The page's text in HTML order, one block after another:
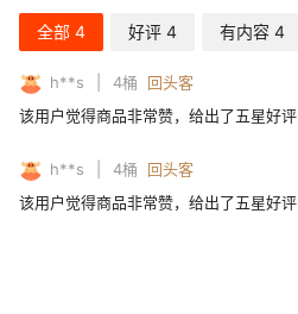
全部 4 好评 4 有内容 4
h**s 4桶
回头客
该用户觉得商品非常赞，给出了五星好评
h**s 4桶
回头客
该用户觉得商品非常赞，给出了五星好评